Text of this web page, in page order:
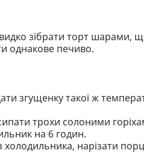
зібрати торт шарами,
однакове печиво.
згущенку такої ж
трохи солоними
на 6 годин.
холодильника, нарізати